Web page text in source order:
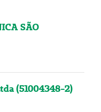
SÃO
(51004348-2)